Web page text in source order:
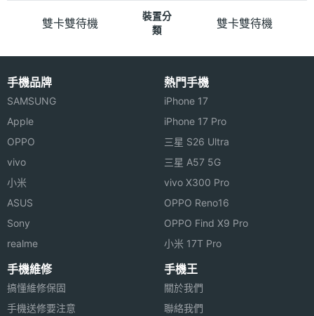
雙卡雙待機
裝置分
類
雙卡雙待機
手機品牌
SAMSUNG
Apple
OPPO
vivo
小米
ASUS
Sony
realme
熱門手機
iPhone 17
iPhone 17 Pro
三星 S26 Ultra
三星 A57 5G
vivo X300 Pro
OPPO Reno16
OPPO Find X9 Pro
小米 17T Pro
手機維修
搞懂維修保固
手機送修要注意
手機王
關於我們
聯絡我們